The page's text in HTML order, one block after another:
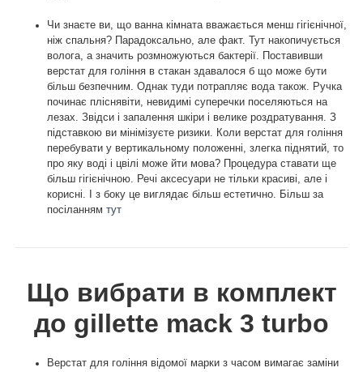
Чи знаєте ви, що ванна кімната вважається менш гігієнічної,
ніж спальня? Парадоксально, але факт. Тут накопичується
волога, а значить розмножуються бактерії. Поставивши
верстат для гоління в стакан здавалося б що може бути
більш безпечним. Однак туди потрапляє вода також. Ручка
починає пліснявіти, невидимі суперечки поселяються на
лезах. Звідси і запалення шкіри і велике роздратування. З
підставкою ви мінімізуєте ризики. Коли верстат для гоління
перебувати у вертикальному положенні, злегка піднятий, то
про яку воді і цвілі може йти мова? Процедура ставати ще
більш гігієнічною. Речі аксесуари не тільки красиві, але і
корисні. І з боку це виглядає більш естетично. Більш за
посіланням тут
Що вибрати в комплект
до gillette mack 3 turbo
Верстат для гоління відомої марки з часом вимагає заміни